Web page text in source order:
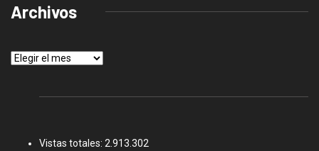
Archivos
Archivos
Vistas totales: 2.913.302